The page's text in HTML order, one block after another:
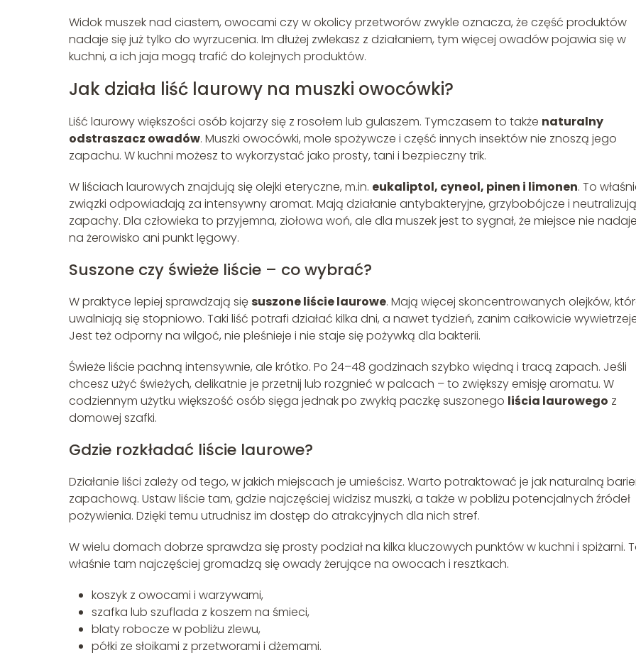
Widok muszek nad ciastem, owocami czy w okolicy przetworów zwykle oznacza, że część produktów
nadaje się już tylko do wyrzucenia. Im dłużej zwlekasz z działaniem, tym więcej owadów pojawia się w
kuchni, a ich jaja mogą trafić do kolejnych produktów.
Jak działa liść laurowy na muszki owocówki?
Liść laurowy większości osób kojarzy się z rosołem lub gulaszem. Tymczasem to także naturalny
odstraszacz owadów. Muszki owocówki, mole spożywcze i część innych insektów nie znoszą jego
zapachu. W kuchni możesz to wykorzystać jako prosty, tani i bezpieczny trik.
W liściach laurowych znajdują się olejki eteryczne, m.in. eukaliptol, cyneol, pinen i limonen. To
związki odpowiadają za intensywny aromat. Mają działanie antybakteryjne, grzybobójcze i
zapachy. Dla człowieka to przyjemna, ziołowa woń, ale dla muszek jest to sygnał, że miejsce nie
na żerowisko ani punkt lęgowy.
Suszone czy świeże liście – co wybrać?
W praktyce lepiej sprawdzają sięsuszone liście laurowe. Mają więcej skoncentrowanych olejków,
uwalniają się stopniowo. Taki liść potrafi działać kilka dni, a nawet tydzień, zanim całkowicie
Jest też odporny na wilgoć, nie pleśnieje i nie staje się pożywką dla bakterii.
Świeże liście pachną intensywnie, ale krótko. Po 24–48 godzinach szybko więdną i tracą zapach. Jeśli
chcesz użyć świeżych, delikatnie je przetnij lub rozgnieć w palcach – to zwiększy emisję aromatu. W
codziennym użytku większość osób sięga jednak po zwykłą paczkę suszonego liścia laurowego z
domowej szafki.
Gdzie rozkładać liście laurowe?
Działanie liści zależy od tego, w jakich miejscach je umieścisz. Warto potraktować je jak naturalną
zapachową. Ustaw liście tam, gdzie najczęściej widzisz muszki, a także w pobliżu potencjalnych źródeł
pożywienia. Dzięki temu utrudnisz im dostęp do atrakcyjnych dla nich stref.
W wielu domach dobrze sprawdza się prosty podział na kilka kluczowych punktów w kuchni i spiżarni.
właśnie tam najczęściej gromadzą się owady żerujące na owocach i resztkach.
koszyk z owocami i warzywami,
szafka lub szuflada z koszem na śmieci,
blaty robocze w pobliżu zlewu,
półki ze słoikami z przetworami i dżemami.